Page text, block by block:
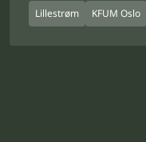
Lillestrøm KFUM Oslo